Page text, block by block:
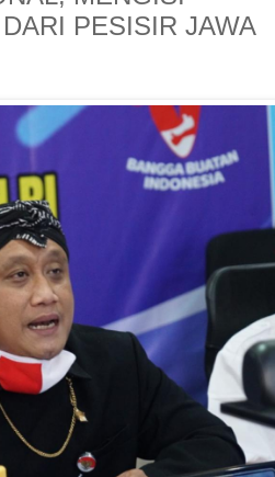
PESISIR JAWA